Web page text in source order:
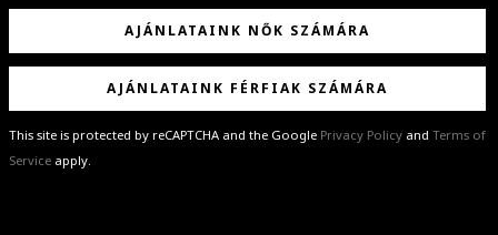
AJÁNLATAINK NŐK SZÁMÁRA
AJÁNLATAINK FÉRFIAK SZÁMÁRA
This site is protected by reCAPTCHA and the Google Privacy Policy and Terms of
Service apply.